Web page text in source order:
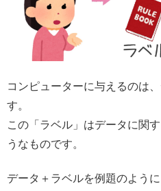
コンピューターに与えるのは
す。
この「ラベル」はデータに関
うなものです。
データ＋ラベルを例題のよう